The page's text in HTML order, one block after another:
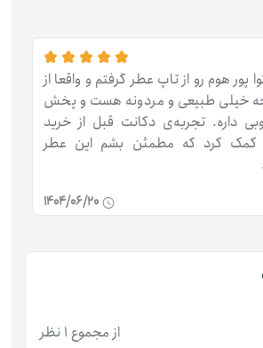
پور هوم رو از تاپ عطر گرفتم و واقعا از
خیلی طبیعی و مردونه هست و پخش
داره. تجربه‌ی دکانت قبل از خرید
کرد که مطمئن بشم این عطر
1404/06/20
از مجموع 1 نظر